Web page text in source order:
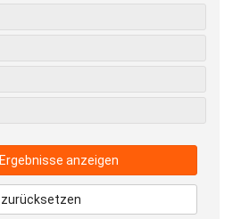
Ergebnisse anzeigen
zurücksetzen